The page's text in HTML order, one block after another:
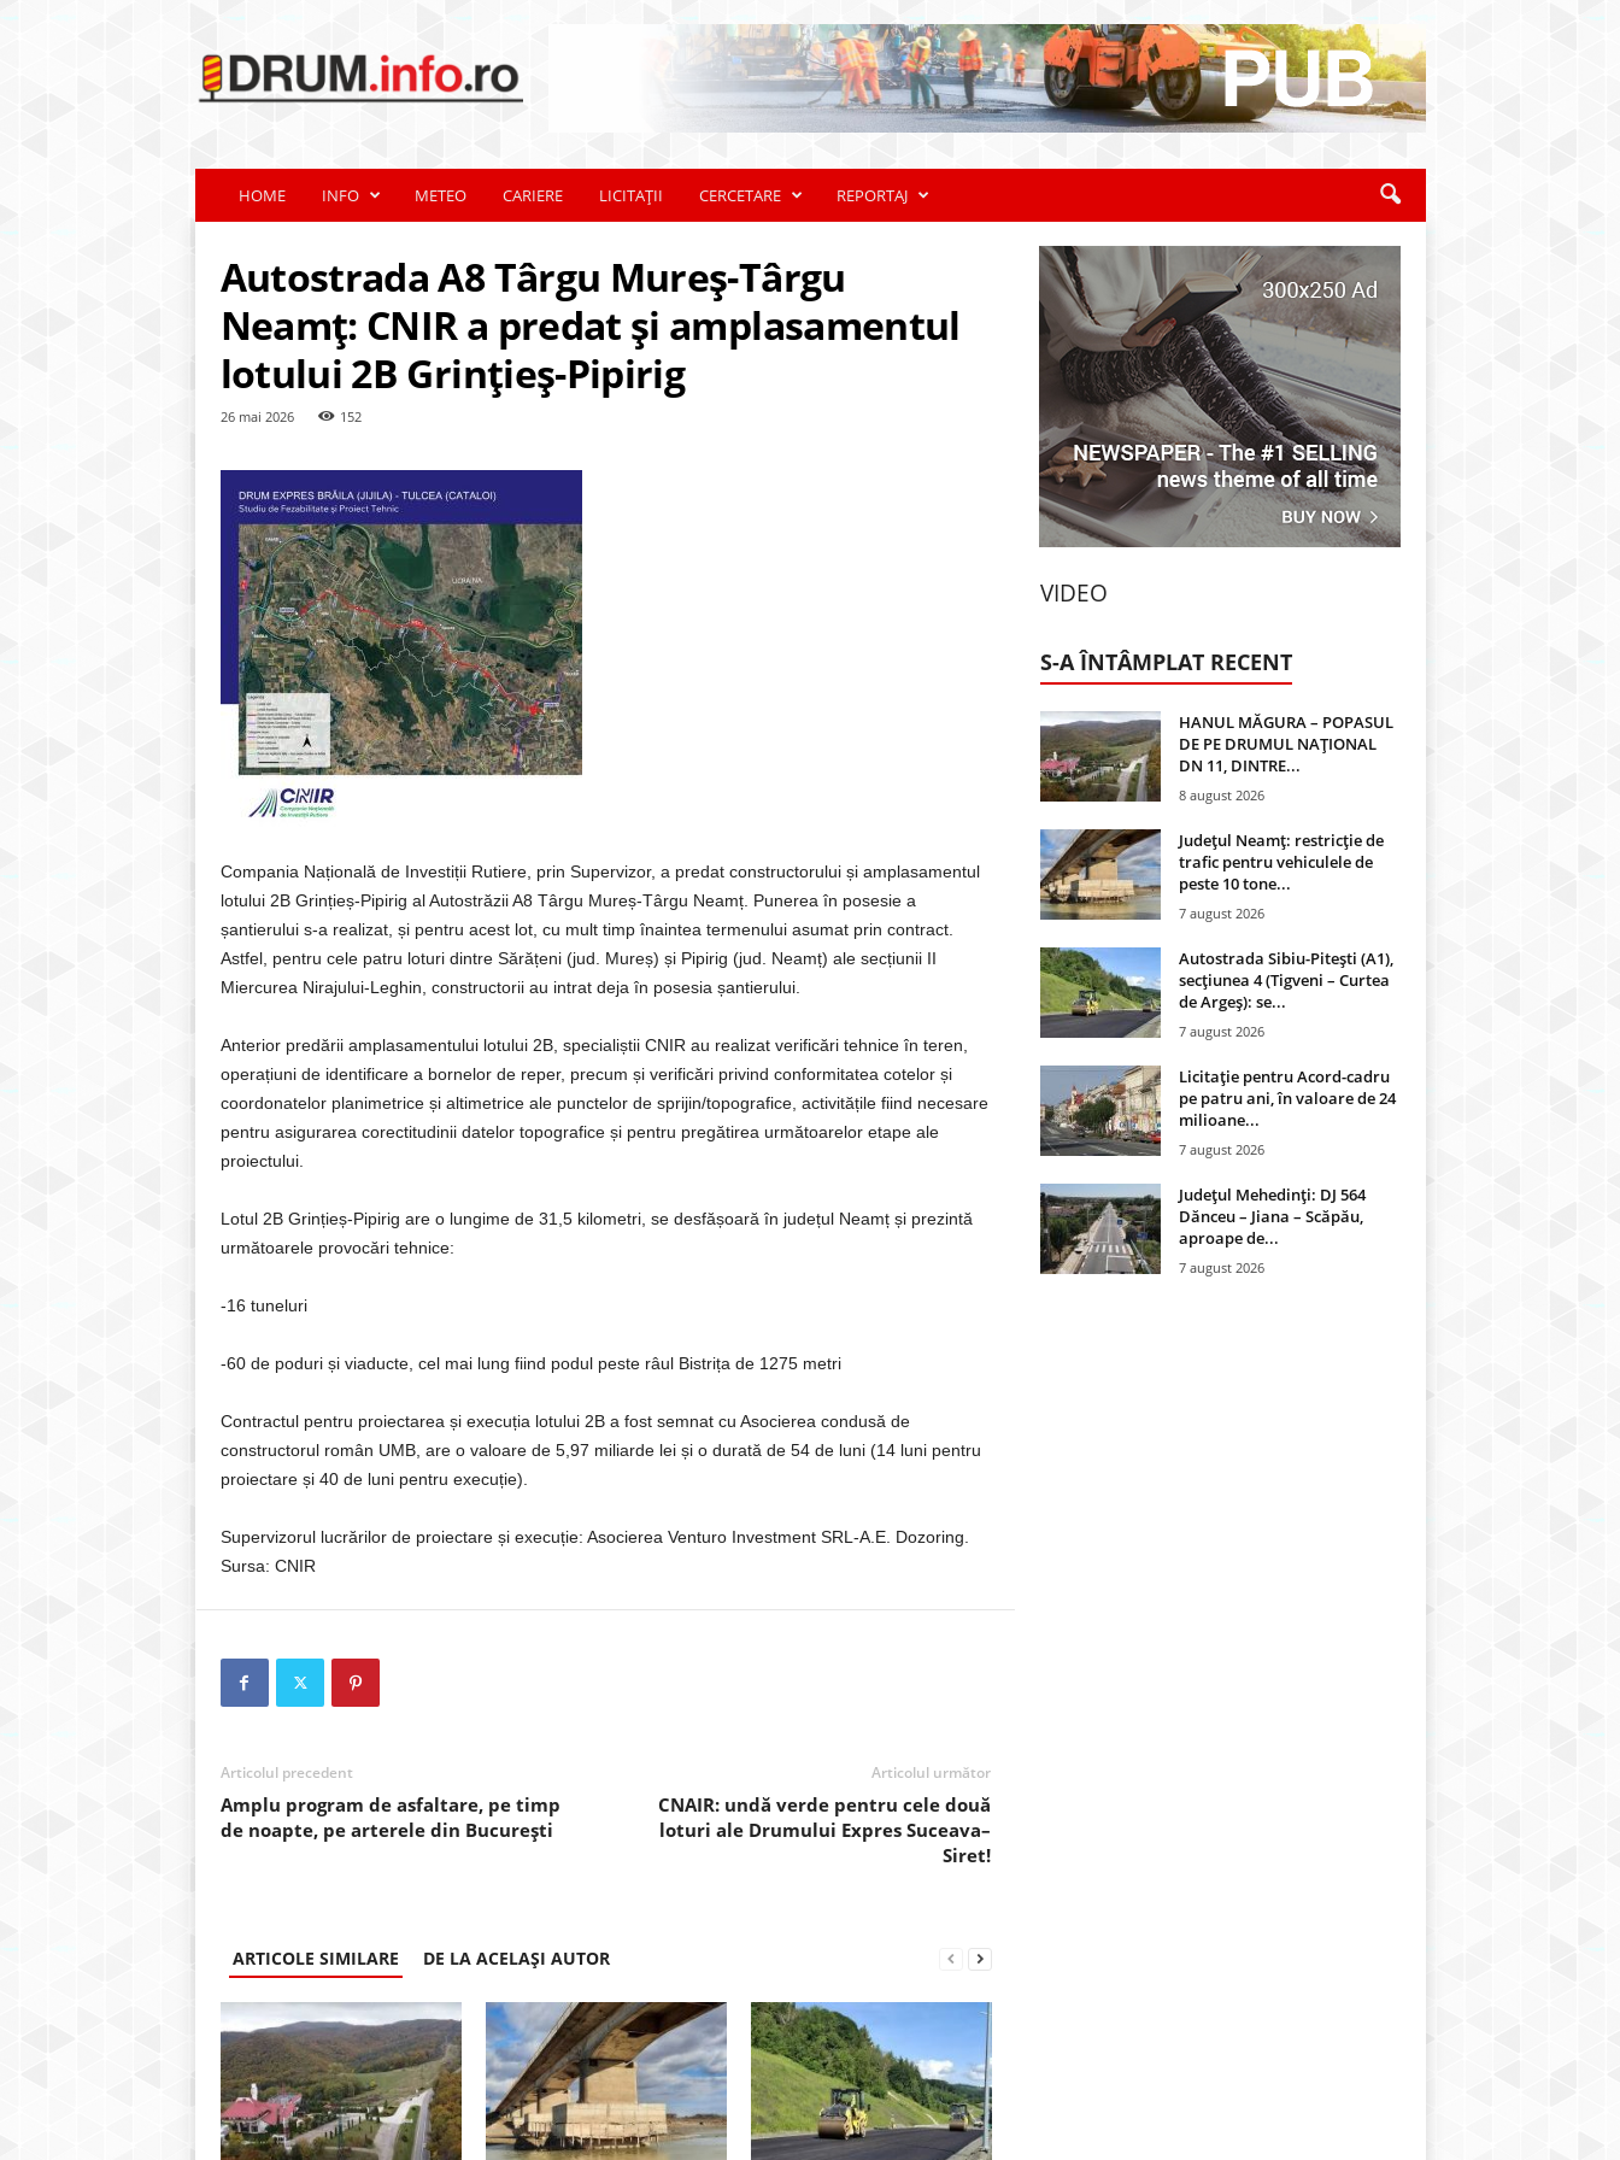
m
n
o
HOME INFO METEO CARIERE LICITAȚII CERCETARE REPORTAJ
Autostrada A8 Târgu Mureș-Târgu
Neamț: CNIR a predat și amplasamentul
lotului 2B Grințieș-Pipirig
26 mai 2026 152
Compania Națională de Investiții Rutiere, prin Supervizor, a predat constructorului și amplasamentul
lotului 2B Grințieș-Pipirig al Autostrăzii A8 Târgu Mureș-Târgu Neamț. Punerea în posesie a
șantierului s-a realizat, și pentru acest lot, cu mult timp înaintea termenului asumat prin contract.
Astfel, pentru cele patru loturi dintre Sărățeni (jud. Mureș) și Pipirig (jud. Neamț) ale secțiunii II
Miercurea Nirajului-Leghin, constructorii au intrat deja în posesia șantierului.
Anterior predării amplasamentului lotului 2B, specialiștii CNIR au realizat verificări tehnice în teren,
operațiuni de identificare a bornelor de reper, precum și verificări privind conformitatea cotelor și
coordonatelor planimetrice și altimetrice ale punctelor de sprijin/topografice, activitățile fiind necesare
pentru asigurarea corectitudinii datelor topografice și pentru pregătirea următoarelor etape ale
proiectului.
Lotul 2B Grințieș-Pipirig are o lungime de 31,5 kilometri, se desfășoară în județul Neamț și prezintă
următoarele provocări tehnice:
-16 tuneluri
-60 de poduri și viaducte, cel mai lung fiind podul peste râul Bistrița de 1275 metri
Contractul pentru proiectarea și execuția lotului 2B a fost semnat cu Asocierea condusă de
constructorul român UMB, are o valoare de 5,97 miliarde lei și o durată de 54 de luni (14 luni pentru
proiectare și 40 de luni pentru execuție).
Supervizorul lucrărilor de proiectare și execuție: Asocierea Venturo Investment SRL-A.E. Dozoring.
Sursa: CNIR
Articolul precedent
Amplu program de asfaltare, pe timp
de noapte, pe arterele din București
Articolul următor
CNAIR: undă verde pentru cele două
loturi ale Drumului Expres Suceava–
Siret!
ARTICOLE SIMILARE DE LA ACELAȘI AUTOR
VIDEO
S-A ÎNTÂMPLAT RECENT
HANUL MĂGURA – POPASUL
DE PE DRUMUL NAȚIONAL
DN 11, DINTRE...
8 august 2026
Județul Neamț: restricție de
trafic pentru vehiculele de
peste 10 tone...
7 august 2026
Autostrada Sibiu-Pitești (A1),
secțiunea 4 (Tigveni – Curtea
de Argeș): se...
7 august 2026
Licitație pentru Acord-cadru
pe patru ani, în valoare de 24
milioane...
7 august 2026
Județul Mehedinți: DJ 564
Dănceu – Jiana – Scăpău,
aproape de...
7 august 2026